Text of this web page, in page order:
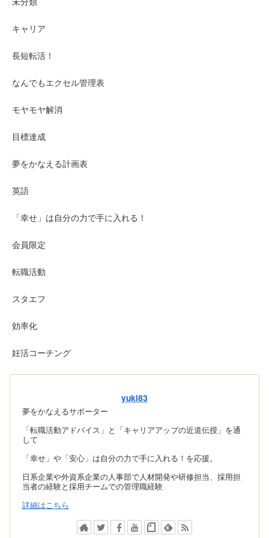
キャリア
長短転活！
なんでもエクセル管理表
モヤモヤ解消
目標達成
夢をかなえる計画表
英語
「幸せ」は自分の力で手に入れる！
会員限定
転職活動
スタエフ
効率化
妊活コーチング
yuki83
夢をかなえるサポーター
「転職活動アドバイス」と「キャリアアップの近道伝授」を通
して
「幸せ」や「安心」は自分の力で手に入れる！を応援。
日系企業や外資系企業の人事部で人材開発や研修担当、採用担
当者の経験と採用チームでの管理職経験
詳細はこちら